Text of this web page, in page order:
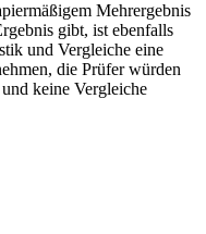
Mehrergebnis
gibt, ist ebenfalls
und Vergleiche eine
die Prüfer würden
keine Vergleiche